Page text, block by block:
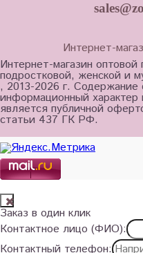
Интернет-
Интернет-магазин
подростковой, женской и
, 2013-2026 г. Содержание
информационный характер
является публичной
статьи 437 ГК РФ.
Заказ в один клик
Контактное лицо (ФИО):
Контактный телефон: